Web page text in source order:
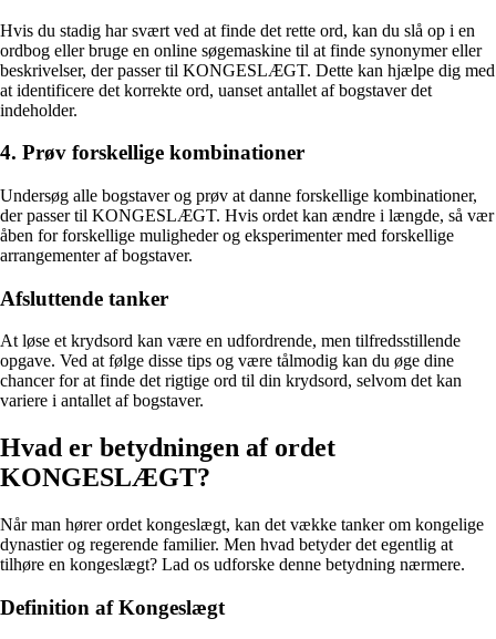
Hvis du stadig har svært ved at finde det rette ord, kan du slå op i en
ordbog eller bruge en online søgemaskine til at finde synonymer eller
beskrivelser, der passer til KONGESLÆGT. Dette kan hjælpe dig med
at identificere det korrekte ord, uanset antallet af bogstaver det
indeholder.
4. Prøv forskellige kombinationer
Undersøg alle bogstaver og prøv at danne forskellige kombinationer,
der passer til KONGESLÆGT. Hvis ordet kan ændre i længde, så vær
åben for forskellige muligheder og eksperimenter med forskellige
arrangementer af bogstaver.
Afsluttende tanker
At løse et krydsord kan være en udfordrende, men tilfredsstillende
opgave. Ved at følge disse tips og være tålmodig kan du øge dine
chancer for at finde det rigtige ord til din krydsord, selvom det kan
variere i antallet af bogstaver.
Hvad er betydningen af ordet
KONGESLÆGT?
Når man hører ordet kongeslægt, kan det vække tanker om kongelige
dynastier og regerende familier. Men hvad betyder det egentlig at
tilhøre en kongeslægt? Lad os udforske denne betydning nærmere.
Definition af Kongeslægt